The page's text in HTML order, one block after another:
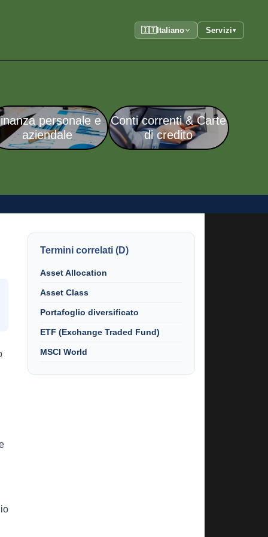
🇮🇹Italiano Servizi▾
personale e
aziendale
Conti correnti & Carte
di credito
Termini correlati (D)
Asset Allocation
Asset Class
Portafoglio diversificato
ETF (Exchange Traded Fund)
MSCI World